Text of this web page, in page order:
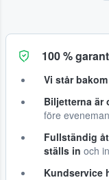
100 %
Vi står
Biljetterna är
före
Fullständig
ställs in och
Kundservice